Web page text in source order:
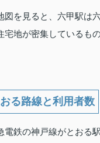
図を見ると、六甲駅は
宅地が密集しているも
る路線と利用者数
電鉄の神戸線がとおる駅